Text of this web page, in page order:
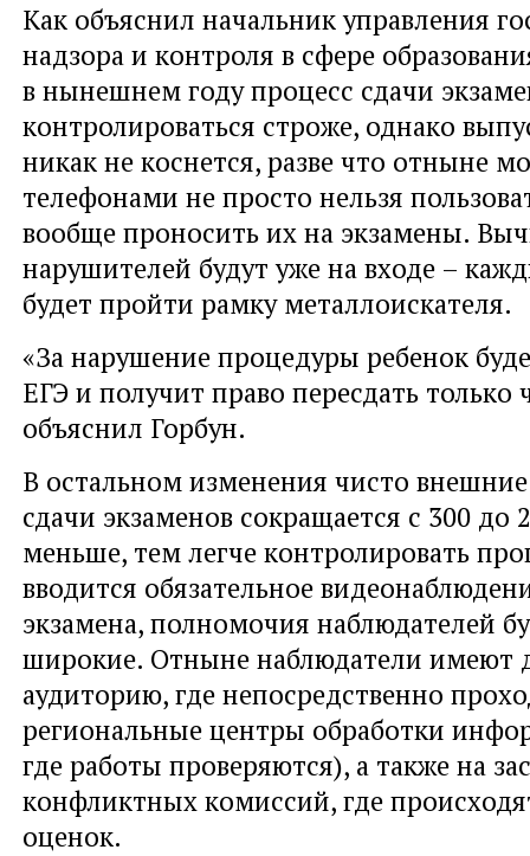
Как объяснил начальник управления
надзора и контроля в сфере
в нынешнем году процесс сдачи
контролироваться строже, однако
никак не коснется, разве что отныне
телефонами не просто нельзя
вообще проносить их на экзамены.
нарушителей будут уже на входе –
будет пройти рамку металлоискателя.
«За нарушение процедуры ребенок
ЕГЭ и получит право пересдать только
объяснил Горбун.
В остальном изменения чисто
сдачи экзаменов сокращается с 300 до
меньше, тем легче контролировать
вводится обязательное
экзамена, полномочия наблюдателей
широкие. Отныне наблюдатели имеют
аудиторию, где непосредственно
региональные центры обработки
где работы проверяются), а также на
конфликтных комиссий, где
оценок.